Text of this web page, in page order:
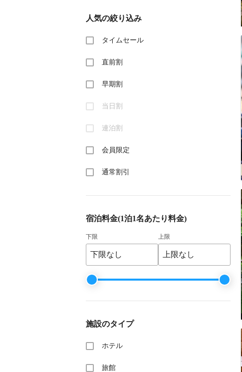
key
get
shortcuts
changing
人気の絞り込み
タイムセール
直前割
早期割
当日割
連泊割
会員限定
通常割引
宿泊料金(1泊1名あたり料金)
下限 上限
施設のタイプ
ホテル
旅館